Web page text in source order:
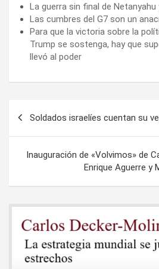
La guerra sin final de Netanyahu
Las cumbres del G7 son un
Para que la victoria sobre la
Trump se sostenga, hay que
llevó al poder
entradas
Soldados israelíes cuentan su
Inauguración de «Volvimos» de
Enrique Aguerre y